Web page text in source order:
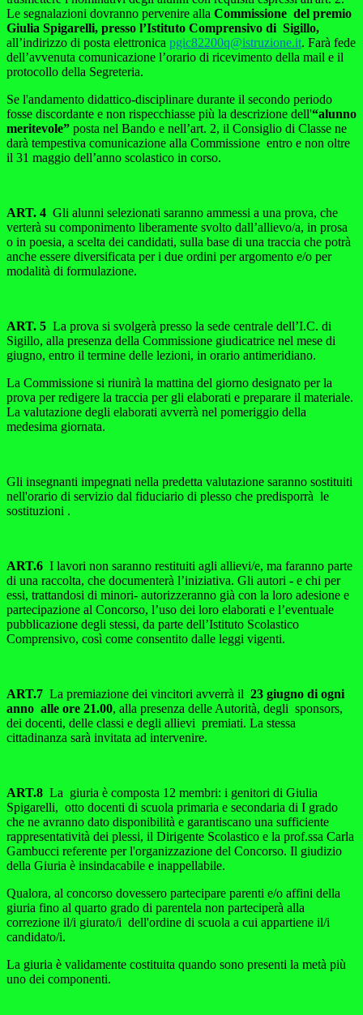
Le segnalazioni dovranno pervenire alla Commissione del premio
Giulia Spigarelli, presso l’Istituto Comprensivo di Sigillo,
all’indirizzo di posta elettronica pgic82200q@istruzione.it. Farà fede
dell’avvenuta comunicazione l’orario di ricevimento della mail e il
protocollo della Segreteria.
Se l'andamento didattico-disciplinare durante il secondo periodo
fosse discordante e non rispecchiasse più la descrizione dell'“alunno
meritevole” posta nel Bando e nell’art. 2, il Consiglio di Classe ne
darà tempestiva comunicazione alla Commissione entro e non oltre
il 31 maggio dell’anno scolastico in corso.
ART. 4 Gli alunni selezionati saranno ammessi a una prova, che
verterà su componimento liberamente svolto dall’allievo/a, in prosa
o in poesia, a scelta dei candidati, sulla base di una traccia che potrà
anche essere diversificata per i due ordini per argomento e/o per
modalità di formulazione.
ART. 5 La prova si svolgerà presso la sede centrale dell’I.C. di
Sigillo, alla presenza della Commissione giudicatrice nel mese di
giugno, entro il termine delle lezioni, in orario antimeridiano.
La Commissione si riunirà la mattina del giorno designato per la
prova per redigere la traccia per gli elaborati e preparare il materiale.
La valutazione degli elaborati avverrà nel pomeriggio della
medesima giornata.
Gli insegnanti impegnati nella predetta valutazione saranno sostituiti
nell'orario di servizio dal fiduciario di plesso che predisporrà le
sostituzioni .
ART.6 I lavori non saranno restituiti agli allievi/e, ma faranno parte
di una raccolta, che documenterà l’iniziativa. Gli autori - e chi per
essi, trattandosi di minori- autorizzeranno già con la loro adesione e
partecipazione al Concorso, l’uso dei loro elaborati e l’eventuale
pubblicazione degli stessi, da parte dell’Istituto Scolastico
Comprensivo, così come consentito dalle leggi vigenti.
ART.7 La premiazione dei vincitori avverrà il 23 giugno di ogni
anno alle ore 21.00, alla presenza delle Autorità, degli sponsors,
dei docenti, delle classi e degli allievi premiati. La stessa
cittadinanza sarà invitata ad intervenire.
ART.8 La giuria è composta 12 membri: i genitori di Giulia
Spigarelli, otto docenti di scuola primaria e secondaria di I grado
che ne avranno dato disponibilità e garantiscano una sufficiente
rappresentatività dei plessi, il Dirigente Scolastico e la prof.ssa Carla
Gambucci referente per l'organizzazione del Concorso. Il giudizio
della Giuria è insindacabile e inappellabile.
Qualora, al concorso dovessero partecipare parenti e/o affini della
giuria fino al quarto grado di parentela non parteciperà alla
correzione il/i giurato/i dell'ordine di scuola a cui appartiene il/i
candidato/i.
La giuria è validamente costituita quando sono presenti la metà più
uno dei componenti.